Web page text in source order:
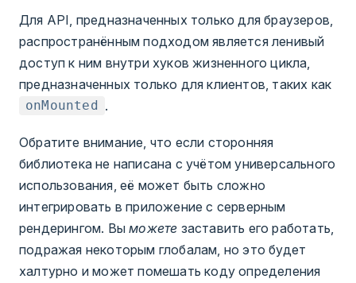
Для API, предназначенных только для браузеров,
распространённым подходом является ленивый
доступ к ним внутри хуков жизненного цикла,
предназначенных только для клиентов, таких как
onMounted .
Обратите внимание, что если сторонняя
библиотека не написана с учётом универсального
использования, её может быть сложно
интегрировать в приложение с серверным
рендерингом. Выможете заставить его работать,
подражая некоторым глобалам, но это будет
халтурно и может помешать коду определения